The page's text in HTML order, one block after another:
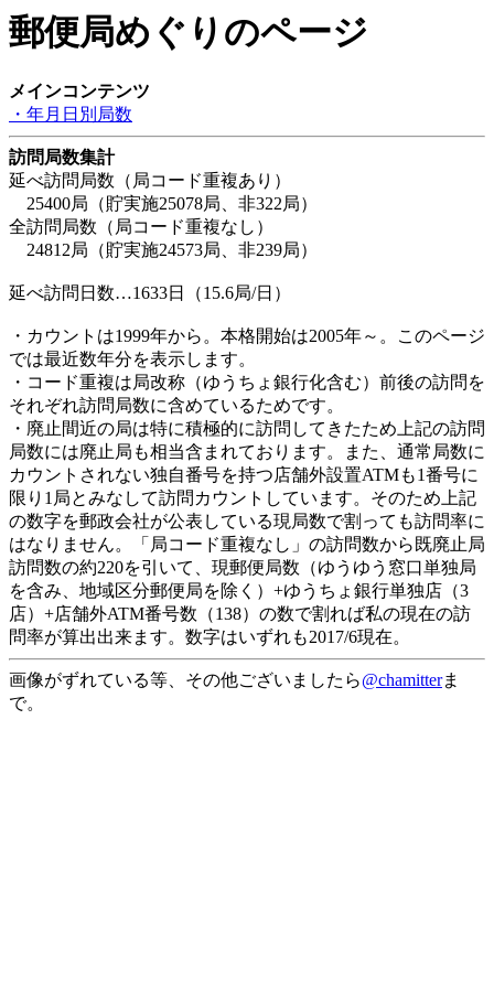
郵便局めぐりのページ
メインコンテンツ
・年月日別局数
訪問局数集計
延べ訪問局数（局コード重複あり）
25400局（貯実施25078局、非322局）
全訪問局数（局コード重複なし）
24812局（貯実施24573局、非239局）
延べ訪問日数…1633日（15.6局/日）
・カウントは1999年から。本格開始は2005年～。このページ
では最近数年分を表示します。
・コード重複は局改称（ゆうちょ銀行化含む）前後の訪問を
それぞれ訪問局数に含めているためです。
・廃止間近の局は特に積極的に訪問してきたため上記の訪問
局数には廃止局も相当含まれております。また、通常局数に
カウントされない独自番号を持つ店舗外設置ATMも1番号に
限り1局とみなして訪問カウントしています。そのため上記
の数字を郵政会社が公表している現局数で割っても訪問率に
はなりません。「局コード重複なし」の訪問数から既廃止局
訪問数の約220を引いて、現郵便局数（ゆうゆう窓口単独局
を含み、地域区分郵便局を除く）+ゆうちょ銀行単独店（3
店）+店舗外ATM番号数（138）の数で割れば私の現在の訪
問率が算出出来ます。数字はいずれも2017/6現在。
画像がずれている等、その他ございましたら@chamitterま
で。